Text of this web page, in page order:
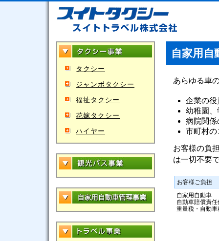
自家用自
あらゆる車
企業の役
幼稚園、
病院関係
市町村の
お客様の負
は一切不要
お客様ご負担
自家用自動車
自動車賠償責任
重量税・自動車
タクシー
ジャンボタクシー
福祉タクシー
花嫁タクシー
ハイヤー